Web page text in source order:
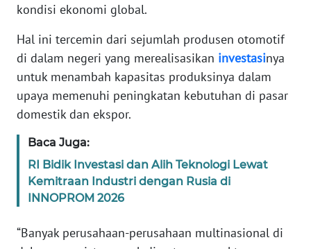
kondisi ekonomi global.
Hal ini tercemin dari sejumlah produsen otomotif
di dalam negeri yang merealisasikan investasinya
untuk menambah kapasitas produksinya dalam
upaya memenuhi peningkatan kebutuhan di pasar
domestik dan ekspor.
Baca Juga:
RI Bidik Investasi dan Alih Teknologi Lewat
Kemitraan Industri dengan Rusia di
INNOPROM 2026
“Banyak perusahaan-perusahaan multinasional di
KAMI
INFO
KAMI
PEDOMAN
MEDIA
REDAKSI